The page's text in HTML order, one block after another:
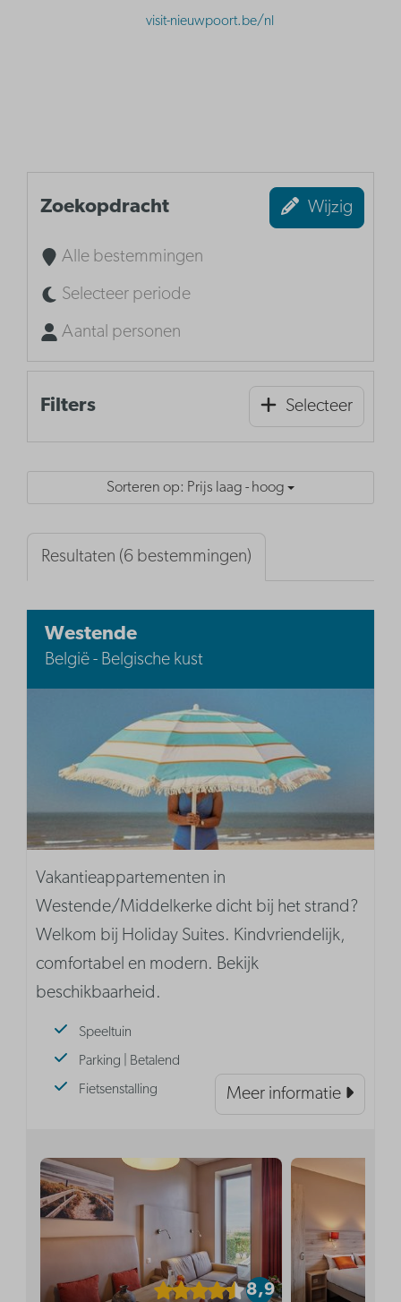
visit-nieuwpoort.be/nl
Zoekopdracht Wijzig
Alle bestemmingen
Selecteer periode
Aantal personen
Filters Selecteer
Sorteren op: Prijs laag - hoog
Resultaten (6 bestemmingen)
Westende
België - Belgische kust
Vakantieappartementen in
Westende/Middelkerke dicht bij het strand?
Welkom bij Holiday Suites. Kindvriendelijk,
comfortabel en modern. Bekijk
beschikbaarheid.
Speeltuin
Parking | Betalend
Fietsenstalling
Meer informatie
8,9